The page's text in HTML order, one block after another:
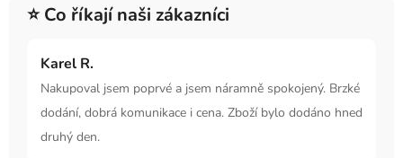
⭐ Co říkají naši zákazníci
Karel R.
Nakupoval jsem poprvé a jsem náramně spokojený. Brzké
dodání, dobrá komunikace i cena. Zboží bylo dodáno hned
druhý den.